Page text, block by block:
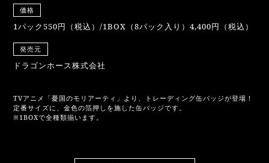
価格
1パック550円（税込）/1BOX（8パック入り）4,400円（税込）
発売元
ドラゴンホース株式会社
TVアニメ「憂国のモリアーティ」より、トレーディング缶バッジが登場！
定番サイズに、金色の箔押しを施した缶バッジです。
※1BOXで全種類揃います。